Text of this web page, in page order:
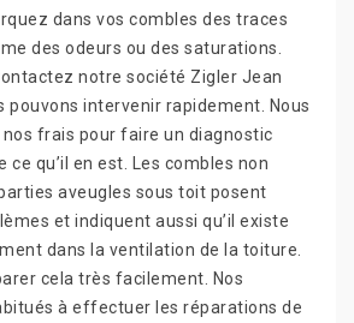
dans vos combles des traces
des odeurs ou des saturations.
notre société Zigler Jean
pouvons intervenir rapidement. Nous
frais pour faire un diagnostic
ce qu’il en est. Les combles non
aveugles sous toit posent
et indiquent aussi qu’il existe
dans la ventilation de la toiture.
cela très facilement. Nos
à effectuer les réparations de